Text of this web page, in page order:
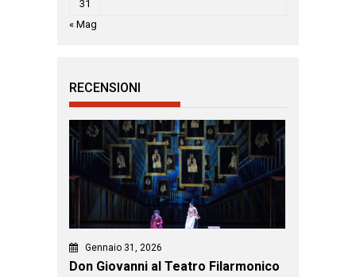
31
« Mag
RECENSIONI
Gennaio 31, 2026
Don Giovanni al Teatro Filarmonico